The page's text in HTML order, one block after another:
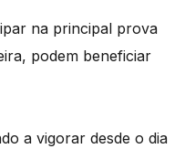
na principal prova
podem beneficiar
a vigorar desde o dia